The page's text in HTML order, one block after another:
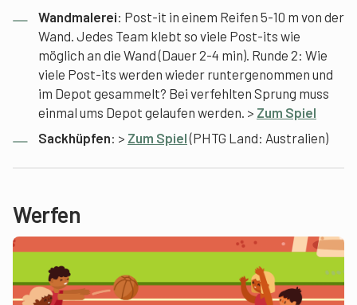
Wandmalerei: Post-it in einem Reifen 5-10 m von der
Wand. Jedes Team klebt so viele Post-its wie
möglich an die Wand (Dauer 2-4 min). Runde 2: Wie
viele Post-its werden wieder runtergenommen und
im Depot gesammelt? Bei verfehlten Sprung muss
einmal ums Depot gelaufen werden. > Zum Spiel
Sackhüpfen: > Zum Spiel(PHTG Land: Australien)
Werfen